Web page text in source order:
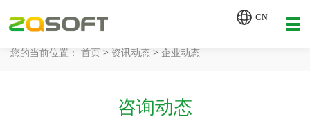
CN
您的当前位置： 首页 > 资讯动态 > 企业动态
咨询动态
【AI 智能体重塑企业运营管理.pdf】